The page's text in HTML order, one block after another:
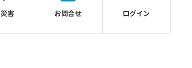
災害 お問合せ ログイン